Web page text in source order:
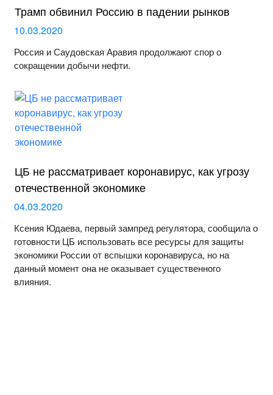
Трамп обвинил Россию в падении рынков
10.03.2020
Россия и Саудовская Аравия продолжают спор о
сокращении добычи нефти.
ЦБ не рассматривает коронавирус, как угрозу
отечественной экономике
04.03.2020
Ксения Юдаева, первый зампред регулятора, сообщила о
готовности ЦБ использовать все ресурсы для защиты
экономики России от вспышки коронавируса, но на
данный момент она не оказывает существенного
влияния.